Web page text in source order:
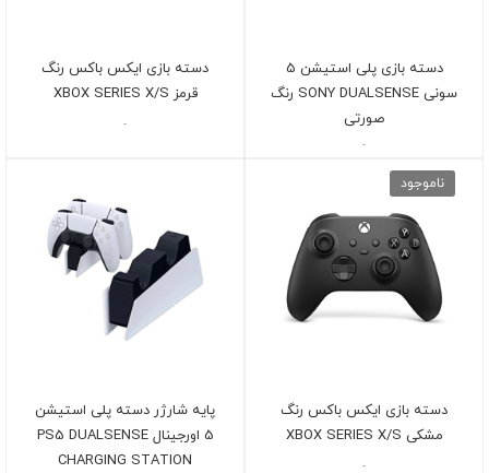
دسته بازی پلی استیشن 5
سونی SONY DUALSENSE رنگ
صورتی
-
دسته بازی ایکس باکس رنگ
قرمز XBOX SERIES X/S
-
ناموجود
دسته بازی ایکس باکس رنگ
مشکی XBOX SERIES X/S
-
پایه شارژر دسته پلی استیشن
5 اورجینال PS5 DUALSENSE
CHARGING STATION